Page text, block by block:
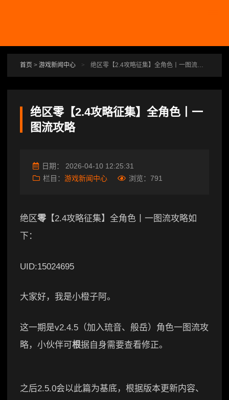
首页 > 游戏新闻中心 > 绝区零【2.4攻略征集】全角色丨一图流攻略
绝区零【2.4攻略征集】全角色丨一
图流攻略
日期： 2026-04-10 12:25:31
栏目： 游戏新闻中心 浏览： 791
绝区零【2.4攻略征集】全角色丨一图流攻略如
下：
UID:15024695
大家好，我是小橙子阿。
这一期是v2.4.5（加入琉音、般岳）角色一图流攻
略，小伙伴可根据自身需要查看修正。
之后2.5.0会以此篇为基底，根据版本更新内容、